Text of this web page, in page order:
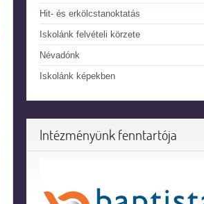
Hit- és erkölcstanoktatás
Iskolánk felvételi körzete
Névadónk
Iskolánk képekben
Intézményünk fenntartója